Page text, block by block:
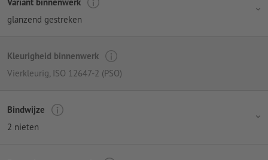
Variant binnenwerk
glanzend gestreken
Kleurigheid binnenwerk
Vierkleurig, ISO 12647-2 (PSO)
Bindwijze
2 nieten